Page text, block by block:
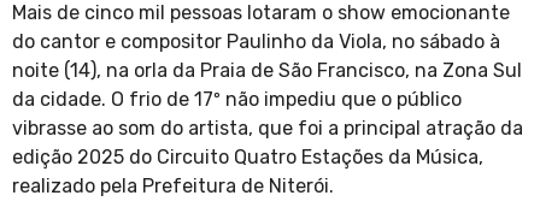
Mais de cinco mil pessoas lotaram o show emocionante
do cantor e compositor Paulinho da Viola, no sábado à
noite (14), na orla da Praia de São Francisco, na Zona Sul
da cidade. O frio de 17º não impediu que o público
vibrasse ao som do artista, que foi a principal atração da
edição 2025 do Circuito Quatro Estações da Música,
realizado pela Prefeitura de Niterói.